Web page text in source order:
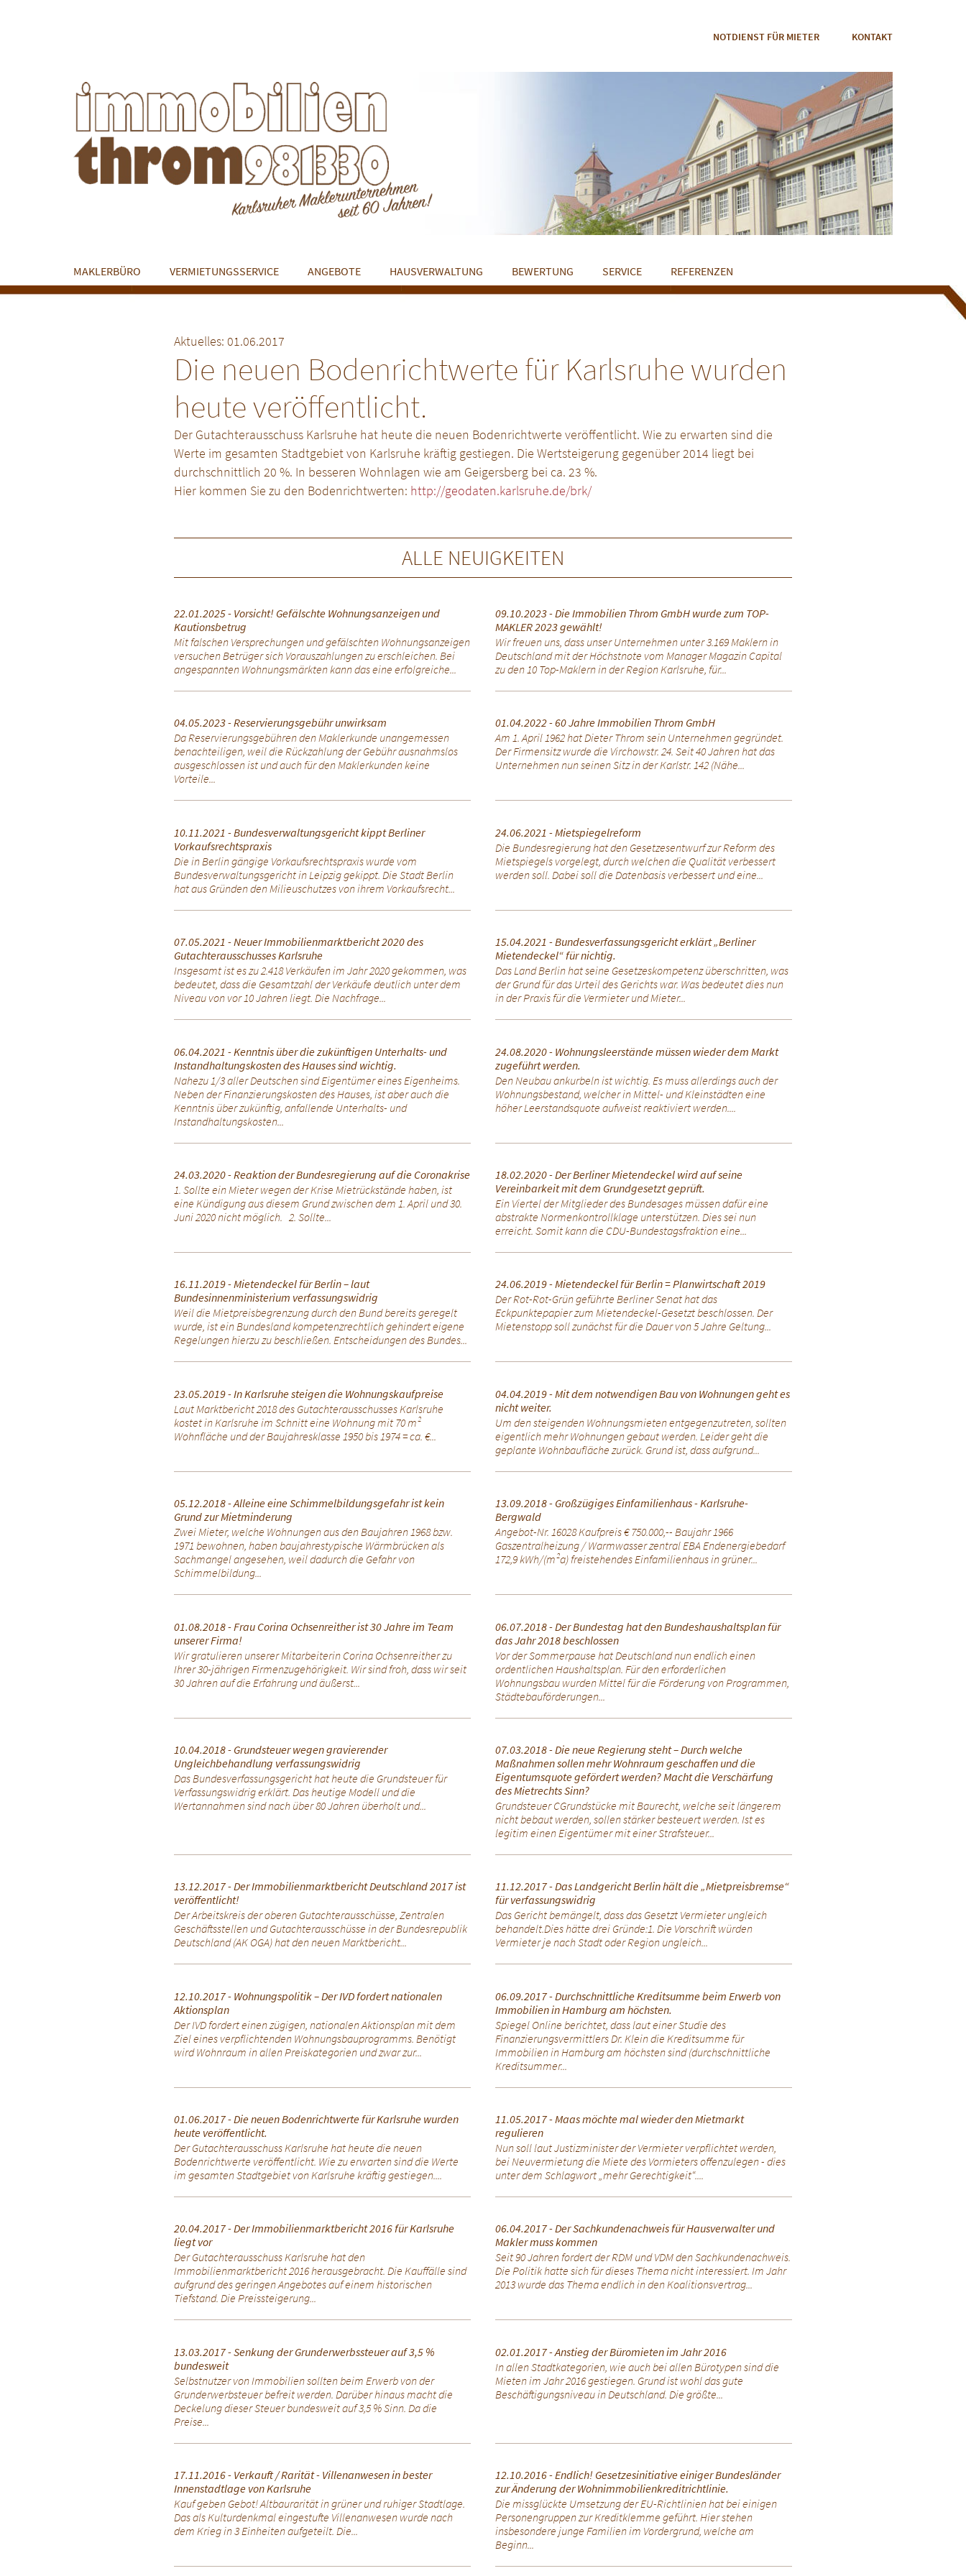
NOTDIENST FÜR MIETER KONTAKT
MAKLERBÜRO VERMIETUNGSSERVICE ANGEBOTE HAUSVERWALTUNG BEWERTUNG SERVICE REFERENZEN
Aktuelles: 01.06.2017
Die neuen Bodenrichtwerte für Karlsruhe wurden
heute veröffentlicht.
Der Gutachterausschuss Karlsruhe hat heute die neuen Bodenrichtwerte veröffentlicht. Wie zu erwarten sind die
Werte im gesamten Stadtgebiet von Karlsruhe kräftig gestiegen. Die Wertsteigerung gegenüber 2014 liegt bei
durchschnittlich 20 %. In besseren Wohnlagen wie am Geigersberg bei ca. 23 %.
Hier kommen Sie zu den Bodenrichtwerten: http://geodaten.karlsruhe.de/brk/
ALLE NEUIGKEITEN
22.01.2025 - Vorsicht! Gefälschte Wohnungsanzeigen und
Kautionsbetrug
Mit falschen Versprechungen und gefälschten Wohnungsanzeigen
versuchen Betrüger sich Vorauszahlungen zu erschleichen. Bei
angespannten Wohnungsmärkten kann das eine erfolgreiche...
09.10.2023 - Die Immobilien Throm GmbH wurde zum TOP-
MAKLER 2023 gewählt!
Wir freuen uns, dass unser Unternehmen unter 3.169 Maklern in
Deutschland mit der Höchstnote vom Manager Magazin Capital
zu den 10 Top-Maklern in der Region Karlsruhe, für...
04.05.2023 - Reservierungsgebühr unwirksam
Da Reservierungsgebühren den Maklerkunde unangemessen
benachteiligen, weil die Rückzahlung der Gebühr ausnahmslos
ausgeschlossen ist und auch für den Maklerkunden keine
Vorteile...
01.04.2022 - 60 Jahre Immobilien Throm GmbH
Am 1. April 1962 hat Dieter Throm sein Unternehmen gegründet.
Der Firmensitz wurde die Virchowstr. 24. Seit 40 Jahren hat das
Unternehmen nun seinen Sitz in der Karlstr. 142 (Nähe...
10.11.2021 - Bundesverwaltungsgericht kippt Berliner
Vorkaufsrechtspraxis
Die in Berlin gängige Vorkaufsrechtspraxis wurde vom
Bundesverwaltungsgericht in Leipzig gekippt. Die Stadt Berlin
hat aus Gründen den Milieuschutzes von ihrem Vorkaufsrecht...
24.06.2021 - Mietspiegelreform
Die Bundesregierung hat den Gesetzesentwurf zur Reform des
Mietspiegels vorgelegt, durch welchen die Qualität verbessert
werden soll. Dabei soll die Datenbasis verbessert und eine...
07.05.2021 - Neuer Immobilienmarktbericht 2020 des
Gutachterausschusses Karlsruhe
Insgesamt ist es zu 2.418 Verkäufen im Jahr 2020 gekommen, was
bedeutet, dass die Gesamtzahl der Verkäufe deutlich unter dem
Niveau von vor 10 Jahren liegt. Die Nachfrage...
15.04.2021 - Bundesverfassungsgericht erklärt „Berliner
Mietendeckel“ für nichtig.
Das Land Berlin hat seine Gesetzeskompetenz überschritten, was
der Grund für das Urteil des Gerichts war. Was bedeutet dies nun
in der Praxis für die Vermieter und Mieter...
06.04.2021 - Kenntnis über die zukünftigen Unterhalts- und
Instandhaltungskosten des Hauses sind wichtig.
Nahezu 1/3 aller Deutschen sind Eigentümer eines Eigenheims.
Neben der Finanzierungskosten des Hauses, ist aber auch die
Kenntnis über zukünftig, anfallende Unterhalts- und
Instandhaltungskosten...
24.08.2020 - Wohnungsleerstände müssen wieder dem Markt
zugeführt werden.
Den Neubau ankurbeln ist wichtig. Es muss allerdings auch der
Wohnungsbestand, welcher in Mittel- und Kleinstädten eine
höher Leerstandsquote aufweist reaktiviert werden....
24.03.2020 - Reaktion der Bundesregierung auf die Coronakrise
1. Sollte ein Mieter wegen der Krise Mietrückstände haben, ist
eine Kündigung aus diesem Grund zwischen dem 1. April und 30.
Juni 2020 nicht möglich. 2. Sollte...
18.02.2020 - Der Berliner Mietendeckel wird auf seine
Vereinbarkeit mit dem Grundgesetzt geprüft.
Ein Viertel der Mitglieder des Bundesages müssen dafür eine
abstrakte Normenkontrollklage unterstützen. Dies sei nun
erreicht. Somit kann die CDU-Bundestagsfraktion eine...
16.11.2019 - Mietendeckel für Berlin – laut
Bundesinnenministerium verfassungswidrig
Weil die Mietpreisbegrenzung durch den Bund bereits geregelt
wurde, ist ein Bundesland kompetenzrechtlich gehindert eigene
Regelungen hierzu zu beschließen. Entscheidungen des Bundes...
24.06.2019 - Mietendeckel für Berlin = Planwirtschaft 2019
Der Rot-Rot-Grün geführte Berliner Senat hat das
Eckpunktepapier zum Mietendeckel-Gesetzt beschlossen. Der
Mietenstopp soll zunächst für die Dauer von 5 Jahre Geltung...
23.05.2019 - In Karlsruhe steigen die Wohnungskaufpreise
Laut Marktbericht 2018 des Gutachterausschusses Karlsruhe
kostet in Karlsruhe im Schnitt eine Wohnung mit 70 m²
Wohnfläche und der Baujahresklasse 1950 bis 1974 = ca. €...
04.04.2019 - Mit dem notwendigen Bau von Wohnungen geht es
nicht weiter.
Um den steigenden Wohnungsmieten entgegenzutreten, sollten
eigentlich mehr Wohnungen gebaut werden. Leider geht die
geplante Wohnbaufläche zurück. Grund ist, dass aufgrund...
05.12.2018 - Alleine eine Schimmelbildungsgefahr ist kein
Grund zur Mietminderung
Zwei Mieter, welche Wohnungen aus den Baujahren 1968 bzw.
1971 bewohnen, haben baujahrestypische Wärmbrücken als
Sachmangel angesehen, weil dadurch die Gefahr von
Schimmelbildung...
13.09.2018 - Großzügiges Einfamilienhaus - Karlsruhe-
Bergwald
Angebot-Nr. 16028 Kaufpreis € 750.000,-- Baujahr 1966
Gaszentralheizung / Warmwasser zentral EBA Endenergiebedarf
172,9 kWh/(m²a) freistehendes Einfamilienhaus in grüner...
01.08.2018 - Frau Corina Ochsenreither ist 30 Jahre im Team
unserer Firma!
Wir gratulieren unserer Mitarbeiterin Corina Ochsenreither zu
Ihrer 30-jährigen Firmenzugehörigkeit. Wir sind froh, dass wir seit
30 Jahren auf die Erfahrung und äußerst...
06.07.2018 - Der Bundestag hat den Bundeshaushaltsplan für
das Jahr 2018 beschlossen
Vor der Sommerpause hat Deutschland nun endlich einen
ordentlichen Haushaltsplan. Für den erforderlichen
Wohnungsbau wurden Mittel für die Förderung von Programmen,
Städtebauförderungen...
10.04.2018 - Grundsteuer wegen gravierender
Ungleichbehandlung verfassungswidrig
Das Bundesverfassungsgericht hat heute die Grundsteuer für
Verfassungswidrig erklärt. Das heutige Modell und die
Wertannahmen sind nach über 80 Jahren überholt und...
07.03.2018 - Die neue Regierung steht – Durch welche
Maßnahmen sollen mehr Wohnraum geschaffen und die
Eigentumsquote gefördert werden? Macht die Verschärfung
des Mietrechts Sinn?
Grundsteuer CGrundstücke mit Baurecht, welche seit längerem
nicht bebaut werden, sollen stärker besteuert werden. Ist es
legitim einen Eigentümer mit einer Strafsteuer...
13.12.2017 - Der Immobilienmarktbericht Deutschland 2017 ist
veröffentlicht!
Der Arbeitskreis der oberen Gutachterausschüsse, Zentralen
Geschäftsstellen und Gutachterausschüsse in der Bundesrepublik
Deutschland (AK OGA) hat den neuen Marktbericht...
11.12.2017 - Das Landgericht Berlin hält die „Mietpreisbremse“
für verfassungswidrig
Das Gericht bemängelt, dass das Gesetzt Vermieter ungleich
behandelt.Dies hätte drei Gründe:1. Die Vorschrift würden
Vermieter je nach Stadt oder Region ungleich...
12.10.2017 - Wohnungspolitik – Der IVD fordert nationalen
Aktionsplan
Der IVD fordert einen zügigen, nationalen Aktionsplan mit dem
Ziel eines verpflichtenden Wohnungsbauprogramms. Benötigt
wird Wohnraum in allen Preiskategorien und zwar zur...
06.09.2017 - Durchschnittliche Kreditsumme beim Erwerb von
Immobilien in Hamburg am höchsten.
Spiegel Online berichtet, dass laut einer Studie des
Finanzierungsvermittlers Dr. Klein die Kreditsumme für
Immobilien in Hamburg am höchsten sind (durchschnittliche
Kreditsummer...
01.06.2017 - Die neuen Bodenrichtwerte für Karlsruhe wurden
heute veröffentlicht.
Der Gutachterausschuss Karlsruhe hat heute die neuen
Bodenrichtwerte veröffentlicht. Wie zu erwarten sind die Werte
im gesamten Stadtgebiet von Karlsruhe kräftig gestiegen....
11.05.2017 - Maas möchte mal wieder den Mietmarkt
regulieren
Nun soll laut Justizminister der Vermieter verpflichtet werden,
bei Neuvermietung die Miete des Vormieters offenzulegen - dies
unter dem Schlagwort „mehr Gerechtigkeit“....
20.04.2017 - Der Immobilienmarktbericht 2016 für Karlsruhe
liegt vor
Der Gutachterausschuss Karlsruhe hat den
Immobilienmarktbericht 2016 herausgebracht. Die Kauffälle sind
aufgrund des geringen Angebotes auf einem historischen
Tiefstand. Die Preissteigerung...
06.04.2017 - Der Sachkundenachweis für Hausverwalter und
Makler muss kommen
Seit 90 Jahren fordert der RDM und VDM den Sachkundenachweis.
Die Politik hatte sich für dieses Thema nicht interessiert. Im Jahr
2013 wurde das Thema endlich in den Koalitionsvertrag...
13.03.2017 - Senkung der Grunderwerbssteuer auf 3,5 %
bundesweit
Selbstnutzer von Immobilien sollten beim Erwerb von der
Grunderwerbsteuer befreit werden. Darüber hinaus macht die
Deckelung dieser Steuer bundesweit auf 3,5 % Sinn. Da die
Preise...
02.01.2017 - Anstieg der Büromieten im Jahr 2016
In allen Stadtkategorien, wie auch bei allen Bürotypen sind die
Mieten im Jahr 2016 gestiegen. Grund ist wohl das gute
Beschäftigungsniveau in Deutschland. Die größte...
17.11.2016 - Verkauft / Rarität - Villenanwesen in bester
Innenstadtlage von Karlsruhe
Kauf geben Gebot! Altbaurarität in grüner und ruhiger Stadtlage.
Das als Kulturdenkmal eingestufte Villenanwesen wurde nach
dem Krieg in 3 Einheiten aufgeteilt. Die...
12.10.2016 - Endlich! Gesetzesinitiative einiger Bundesländer
zur Änderung der Wohnimmobilienkreditrichtlinie.
Die missglückte Umsetzung der EU-Richtlinien hat bei einigen
Personengruppen zur Kreditklemme geführt. Hier stehen
insbesondere junge Familien im Vordergrund, welche am
Beginn...